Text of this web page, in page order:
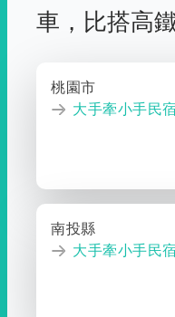
車， 比搭高
桃園市
大手牽小手民宿
南投縣
大手牽小手民宿